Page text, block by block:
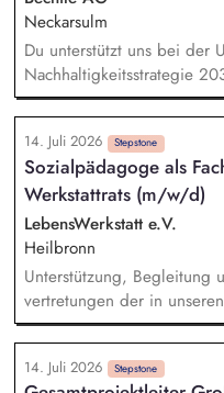
Orientierungshilfen bei
Jugendhilfe, Übergang
Förderung der sozialen
von Schülern und
Angebote
Neckarsulm
Du unterstützt uns bei der
Nachhaltigkeitsstrategie
Weiterentwicklung über
Dabei arbeitest du an
Themen entlang unserer
unterstützt bei der
Unternehmensprozesse.
Tätigkeit liegt in der
Weiterentwicklung
Nachhaltigkeit,
oder der EU-Taxonomie.
14. Juli 2026 Stepstone
Sozialpädagoge als
Werkstattrats (m/w/d)
LebensWerkstatt e.V.
Heilbronn
Unterstützung, Begleitung
vertretungen der in
Mitarbeiter*innen mit
Wahrnehmung ihrer
damit verbundenen
14. Juli 2026 Stepstone